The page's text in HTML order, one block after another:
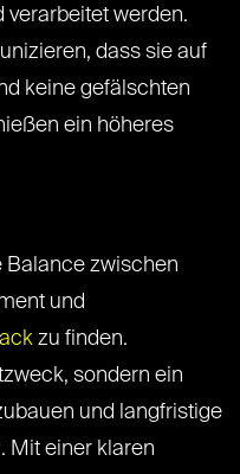
verarbeitet werden.
dass sie auf
keine gefälschten
ein höheres
Balance zwischen
und
zu finden.
sondern ein
und langfristige
Mit einer klaren